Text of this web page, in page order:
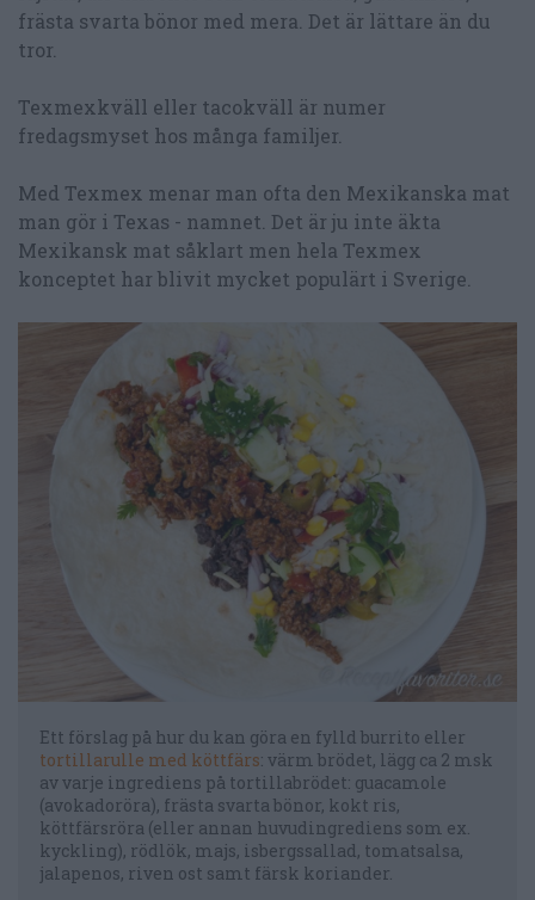
frästa svarta bönor med mera. Det är lättare än du
tror.
Texmexkväll eller tacokväll är numer
fredagsmyset hos många familjer.
Med Texmex menar man ofta den Mexikanska mat
man gör i Texas - namnet. Det är ju inte äkta
Mexikansk mat såklart men hela Texmex
konceptet har blivit mycket populärt i Sverige.
Ett förslag på hur du kan göra en fylld burrito eller
tortillarulle med köttfärs: värm brödet, lägg ca 2 msk
av varje ingrediens på tortillabrödet: guacamole
(avokadoröra), frästa svarta bönor, kokt ris,
köttfärsröra (eller annan huvudingrediens som ex.
kyckling), rödlök, majs, isbergssallad, tomatsalsa,
jalapenos, riven ost samt färsk koriander.